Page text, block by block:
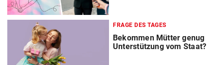
FRAGE DES TAGES
Bekommen Mütter genug
Unterstützung vom Staat?